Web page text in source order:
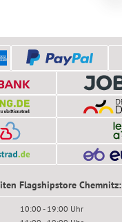
Flagshipstore Chemnitz:
10:00 - 19:00 Uhr